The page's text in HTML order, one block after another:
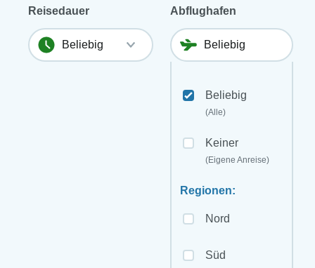
Reisedauer Abflughafen
Beliebig
(Alle)
Keiner
(Eigene Anreise)
Regionen:
Nord
Süd